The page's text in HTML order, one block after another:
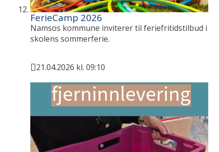
FerieCamp 2026
Namsos kommune inviterer til feriefritidstilbud i
skolens sommerferie.
Publisert
21.04.2026 kl. 09:10